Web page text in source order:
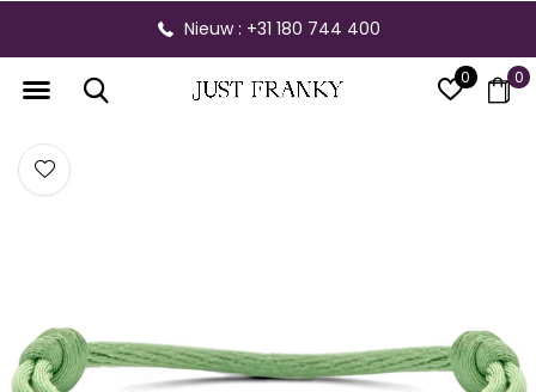
0 0
Nieuw : +31 180 744 400